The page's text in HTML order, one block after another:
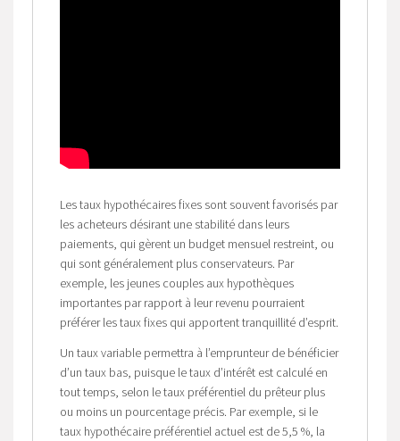
Les taux hypothécaires fixes sont souvent favorisés par
les acheteurs désirant une stabilité dans leurs
paiements, qui gèrent un budget mensuel restreint, ou
qui sont généralement plus conservateurs. Par
exemple, les jeunes couples aux hypothèques
importantes par rapport à leur revenu pourraient
préférer les taux fixes qui apportent tranquillité d’esprit.
Un taux variable permettra à l’emprunteur de bénéficier
d’un taux bas, puisque le taux d’intérêt est calculé en
tout temps, selon le taux préférentiel du prêteur plus
ou moins un pourcentage précis. Par exemple, si le
taux hypothécaire préférentiel actuel est de 5,5 %, la